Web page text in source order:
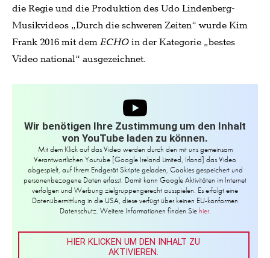
die Regie und die Produktion des Udo Lindenberg-
Musikvideos „Durch die schweren Zeiten“ wurde Kim
Frank 2016 mit demECHOin der Kategorie „bestes
Video national“ ausgezeichnet.
Wir benötigen Ihre Zustimmung um den Inhalt
von YouTube laden zu können.
Mit dem Klick auf das Video werden durch den mit uns gemeinsam
Verantwortlichen Youtube [Google Ireland Limited, Irland] das Video
abgespielt, auf Ihrem Endgerät Skripte geladen, Cookies gespeichert und
personenbezogene Daten erfasst. Damit kann Google Aktivitäten im Internet
verfolgen und Werbung zielgruppengerecht ausspielen. Es erfolgt eine
Datenübermittlung in die USA, diese verfügt über keinen EU-konformen
Datenschutz. Weitere Informationen finden Sie hier.
HIER KLICKEN UM DEN INHALT ZU
AKTIVIEREN.